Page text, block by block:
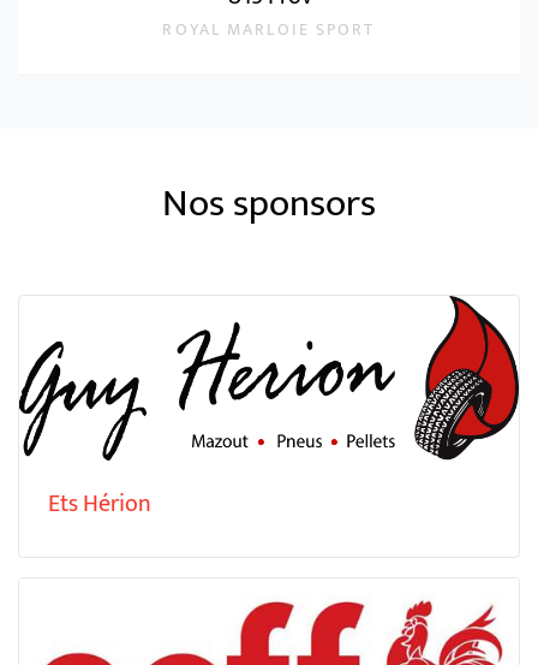
ROYAL MARLOIE SPORT
Nos sponsors
Ets Hérion